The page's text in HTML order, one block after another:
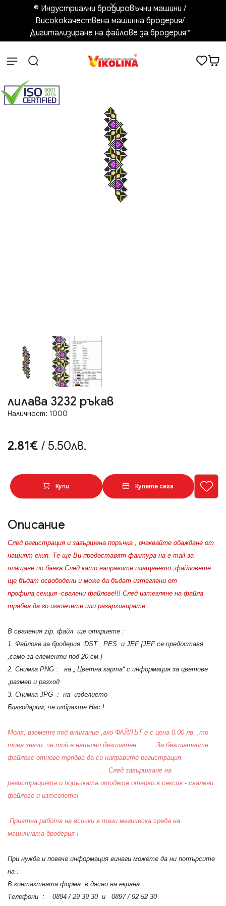
© Индустриални бродировъчни машини /
Висококачествена машинна бродерия/
Дигитализиране на файлове за бродерия™️
лилава 3232 ръкав
Наличност: 1000
2.81€ / 5.50лв.
Купи Купете сега
Описание
След регистрация и завършена поръчка , очаквайте обаждане от
нашият екип. Те ще Ви предоставят фактура на e-mail за
плащане по банка.След като направите плащането ,файловете
ще бъдат освободени и може да бъдат изтеглени от
профила,секция -свалени файлове!!! След изтегляне на файла
трябва да го извлечете или разархивирате.
В сваления zip. файл ще откриете :
1. Файлове за бродерия :DST , PES и JEF {JEF се предоставя
,само за елементи под 20 см.}
2. Снимка PNG : на „ Цветна карта“ с информация за цветове
,размер и разход
3. Снимка JPG : на изделието
Благодарим, че избрахте Нас !
Моля, вземете под внимание ,ако ФАЙЛЪТ е с цена 0.00 лв. ,то
това значи ,че той е напълно безплатен . За безплатните
файлове отново трябва да си направите регистрация.
След завършване на
регистрацията и поръчката отидете отново в сексия - свалени
файлове и изтеглете!
Приятна работа на всички в тази магическа среда на
машинната бродерия !
При нужда и повече информация винаги можете да ни потърсите
на :
В контактната форма в дясно на екрана
Телефони : 0894 / 29 39 30 и 0897 / 92 52 30